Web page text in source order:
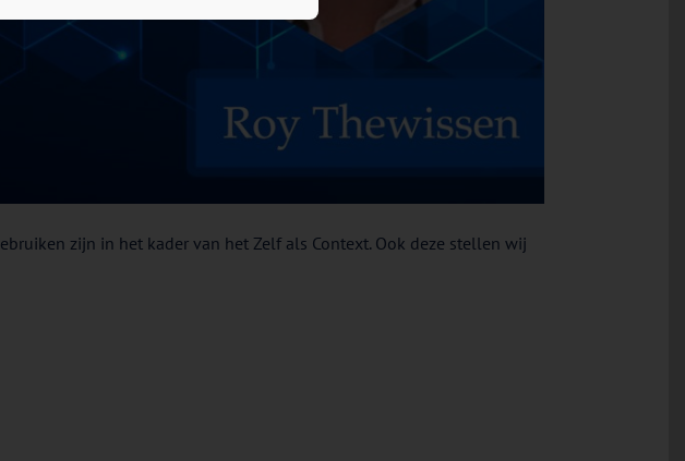
zijn in het kader van het Zelf als Context. Ook deze stellen wij